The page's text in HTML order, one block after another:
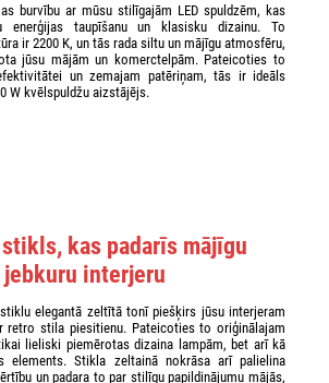
burvību ar mūsu stilīgajām LED spuldzēm, kas
enerģijas taupīšanu un klasisku dizainu. To
ir 2200 K, un tās rada siltu un mājīgu atmosfēru,
jūsu mājām un komerctelpām. Pateicoties to
un zemajam patēriņam, tās ir ideāls
W kvēlspuldžu aizstājējs.
kas padarīs mājīgu
jebkuru interjeru
elegantā zeltītā tonī piešķirs jūsu interjeram
retro stila piesitienu. Pateicoties to oriģinālajam
lieliski piemērotas dizaina lampām, bet arī kā
elements. Stikla zeltainā nokrāsa arī palielina
un padara to par stilīgu papildinājumu mājās,